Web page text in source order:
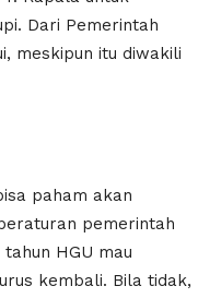
Dari Pemerintah
meskipun itu diwakili
paham akan
pemerintah
HGU mau
kembali. Bila tidak,